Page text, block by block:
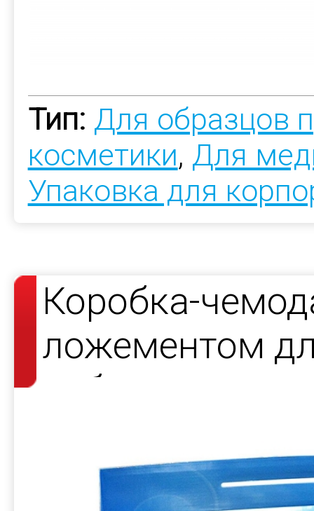
Тип: Для образцов
косметики, Для
Упаковка для
Коробка-
ложементом
набора